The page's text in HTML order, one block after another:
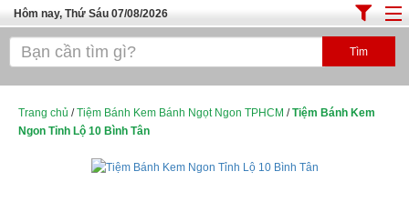
Hôm nay, Thứ Sáu 07/08/2026
Trang chủ
Cafe - Kem- Trà Sữa
Trang chủ /Tiệm Bánh Kem Bánh Ngọt Ngon TPHCM /Tiệm Bánh Kem
Ngon Tỉnh Lộ 10 Bình Tân